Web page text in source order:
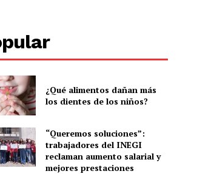
¿Qué alimentos dañan más
los dientes de los niños?
“Queremos soluciones”:
trabajadores del INEGI
reclaman aumento salarial y
mejores prestaciones